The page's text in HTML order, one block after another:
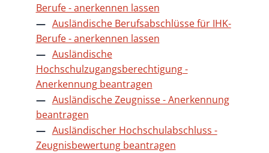
Berufe - anerkennen lassen
Ausländische Berufsabschlüsse für IHK-
Berufe - anerkennen lassen
Ausländische
Hochschulzugangsberechtigung -
Anerkennung beantragen
Ausländische Zeugnisse - Anerkennung
beantragen
Ausländischer Hochschulabschluss -
Zeugnisbewertung beantragen